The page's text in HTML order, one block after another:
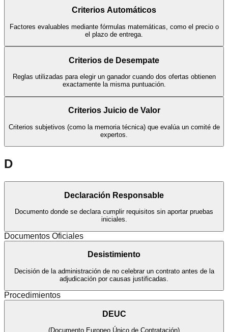
Criterios Automáticos
Factores evaluables mediante fórmulas matemáticas, como el precio o
el plazo de entrega.
Criterios de Desempate
Reglas utilizadas para elegir un ganador cuando dos ofertas obtienen
exactamente la misma puntuación.
Criterios Juicio de Valor
Criterios subjetivos (como la memoria técnica) que evalúa un comité de
expertos.
D
Declaración Responsable
Documento donde se declara cumplir requisitos sin aportar pruebas
iniciales.
Documentos Oficiales
Desistimiento
Decisión de la administración de no celebrar un contrato antes de la
adjudicación por causas justificadas.
Procedimientos
DEUC
(Documento Europeo Único de Contratación)